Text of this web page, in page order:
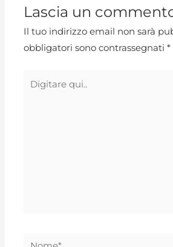
Lascia un
Il tuo indirizzo email non sarà
obbligatori sono contrassegnati*